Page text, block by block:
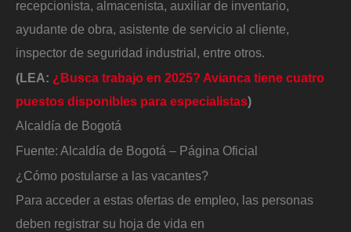
recepcionista, almacenista, auxiliar de inventario,
ayudante de obra, asistente de servicio al cliente,
inspector de seguridad industrial, entre otros.
(LEA: ¿Busca trabajo en 2025? Avianca tiene cuatro
puestos disponibles para especialistas)
Alcaldía de Bogotá
Fuente: Alcaldía de Bogotá – Página Oficial
¿Cómo postularse a las vacantes?
Para acceder a estas ofertas de empleo, las personas
deben registrar su hoja de vida en